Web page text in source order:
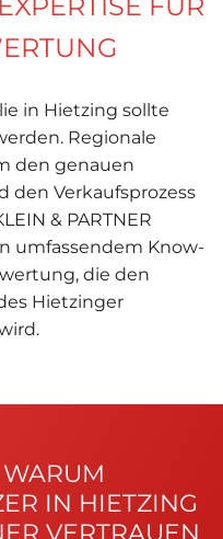
in Hietzing sollte
Regionale
den genauen
Verkaufsprozess
& PARTNER
umfassendem Know-
die den
Hietzinger
IN HIETZING
VERTRAUEN